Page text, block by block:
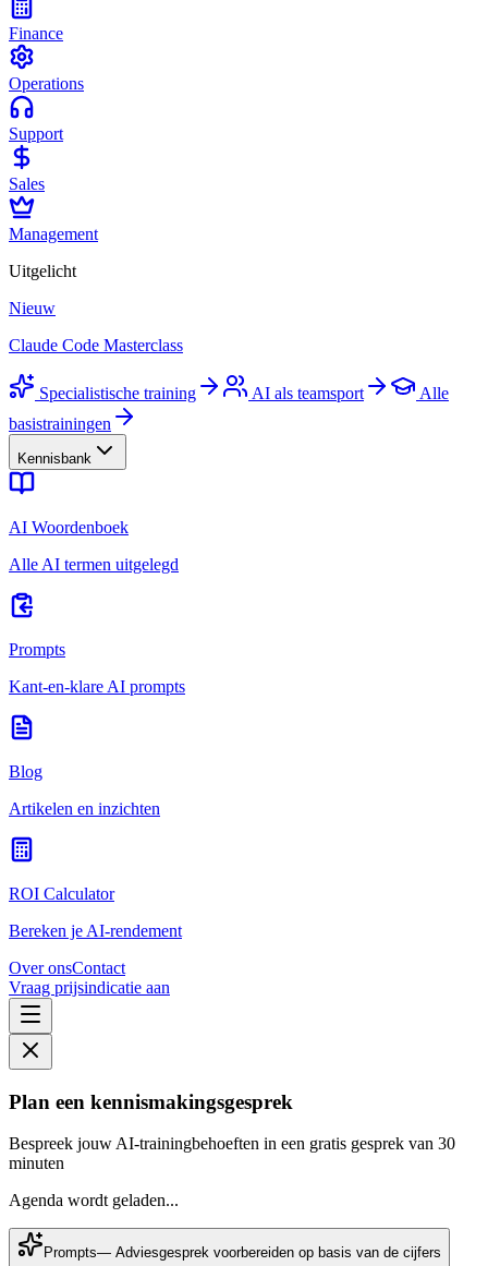
Finance
Operations
Support
Sales
Management
Uitgelicht
Nieuw
Claude Code Masterclass
Specialistische training AI als teamsport
Alle
basistrainingen
Kennisbank
AI Woordenboek
Alle AI termen uitgelegd
Prompts
Kant-en-klare AI prompts
Blog
Artikelen en inzichten
ROI Calculator
Bereken je AI-rendement
Over onsContact
Vraag prijsindicatie aan
Plan een kennismakingsgesprek
Bespreek jouw AI-trainingbehoeften in een gratis gesprek van 30
minuten
Agenda wordt geladen...
Prompts— Adviesgesprek voorbereiden op basis van de cijfers